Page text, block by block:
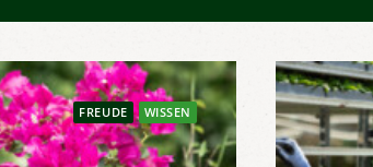
FREUDE WISSEN